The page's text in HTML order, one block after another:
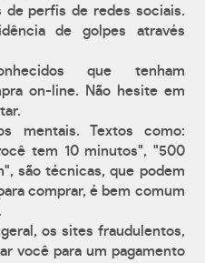
de perfis de redes sociais.
de golpes através
que tenham
on-line. Não hesite em
mentais. Textos como:
tem 10 minutos", "500
são técnicas, que podem
comprar, é bem comum
os sites fraudulentos,
você para um pagamento